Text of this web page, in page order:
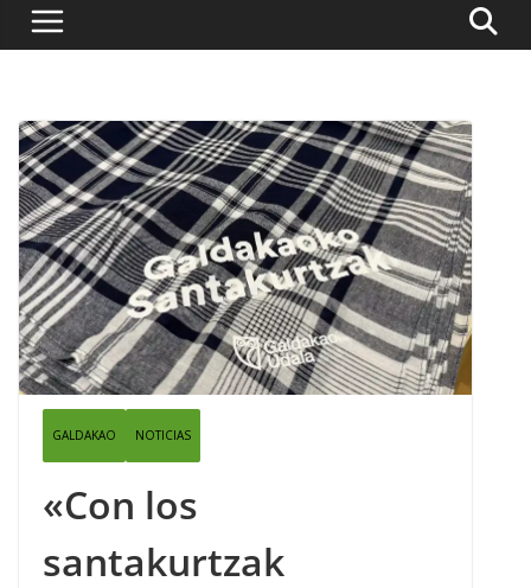
GALDAKAO NOTICIAS
«Con los
santakurtzak